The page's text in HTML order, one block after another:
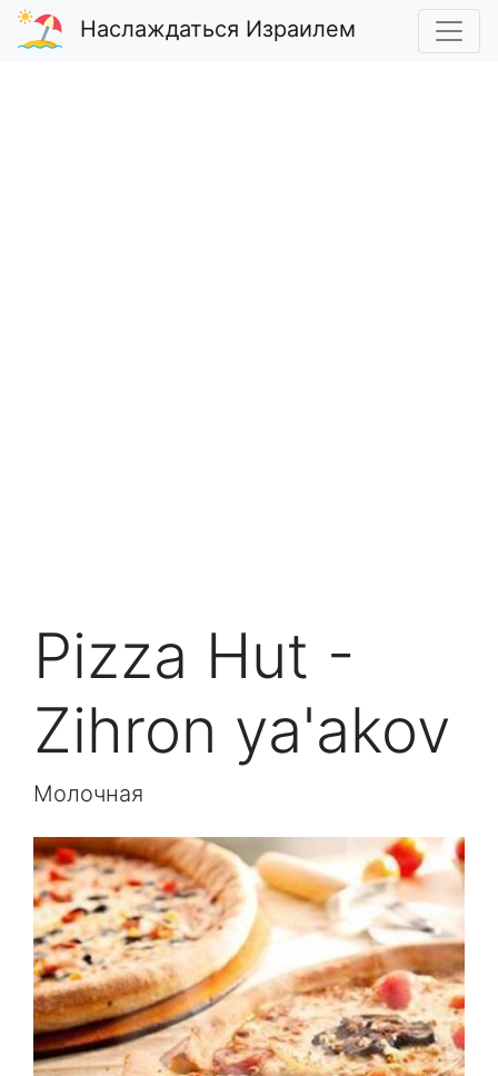
Наслаждаться Израилем
Pizza Hut -
Zihron ya'akov
Молочная